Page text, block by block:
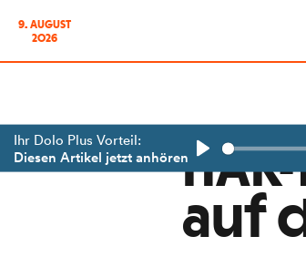
9. AUGUST
2026
Ihr Dolo Plus Vorteil:
Diesen Artikel jetzt anhören
Play
auf